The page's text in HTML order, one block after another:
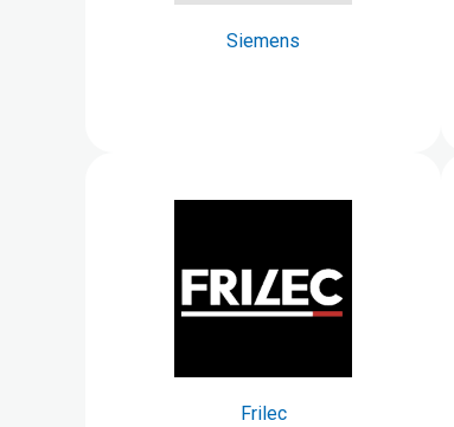
Siemens
Frilec